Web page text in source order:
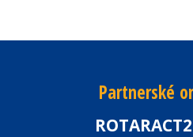
Partnerské